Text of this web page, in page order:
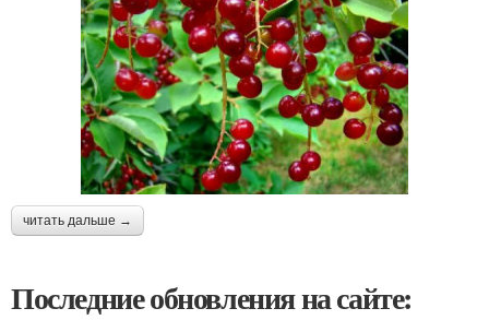
читать дальше →
Последние обновления на сайте: